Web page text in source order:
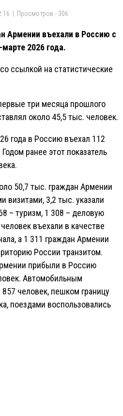
| Просмотров - 306
Армении въехали в Россию с
2026 года.
ссылкой на статистические
три месяца прошлого
около 45,5 тыс. человек.
года в Россию въехал 112
ранее этот показатель
50,7 тыс. граждан Армении
визитами, 3,2 тыс. указали
– туризм, 1 308 – деловую
въехали в качестве
а 1 311 граждан Армении
России транзитом.
прибыли в Россию
Автомобильным
человек, пешком границу
поездами воспользовались